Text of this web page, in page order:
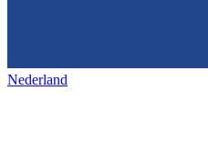
Nederland